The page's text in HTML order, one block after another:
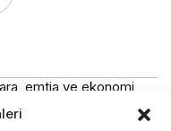
emtia ve ekonomi
ve bilgilendirici
platformudur.